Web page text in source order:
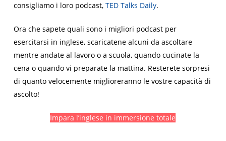
consigliamo i loro podcast, TED Talks Daily.
Ora che sapete quali sono i migliori podcast per
esercitarsi in inglese, scaricatene alcuni da ascoltare
mentre andate al lavoro o a scuola, quando cucinate la
cena o quando vi preparate la mattina. Resterete sorpresi
di quanto velocemente miglioreranno le vostre capacità di
ascolto!
Impara l’inglese in immersione totale